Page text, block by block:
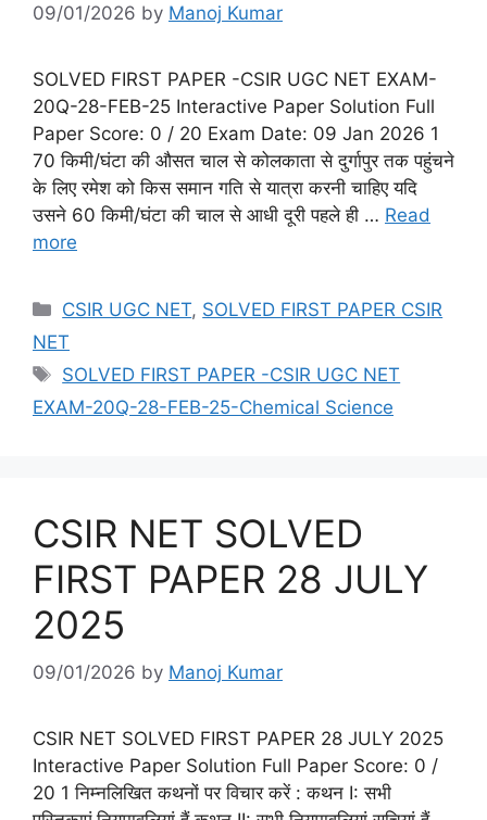
09/01/2026 by Manoj Kumar
SOLVED FIRST PAPER -CSIR UGC NET EXAM-
20Q-28-FEB-25 Interactive Paper Solution Full
Paper Score: 0 / 20 Exam Date: 09 Jan 2026 1
70 किमी/घंटा की औसत चाल से कोलकाता से दुर्गापुर तक पहुंचने
के लिए रमेश को किस समान गति से यात्रा करनी चाहिए यदि
उसने 60 किमी/घंटा की चाल से आधी दूरी पहले ही … Read
more
Categories
CSIR UGC NET, SOLVED FIRST PAPER CSIR
NET
Tags
SOLVED FIRST PAPER -CSIR UGC NET
EXAM-20Q-28-FEB-25-Chemical Science
CSIR NET SOLVED
FIRST PAPER 28 JULY
2025
09/01/2026 by Manoj Kumar
CSIR NET SOLVED FIRST PAPER 28 JULY 2025
Interactive Paper Solution Full Paper Score: 0 /
20 1 निम्नलिखित कथनों पर विचार करें : कथन I: सभी